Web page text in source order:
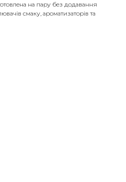
на пару без додавання
смаку, ароматизаторів та